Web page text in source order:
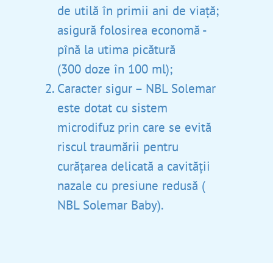
de utilă în primii ani de viață;
asigură folosirea economă -
pînă la utima picătură
(300 doze în 100 ml);
Caracter sigur – NBL Solemar
este dotat cu sistem
microdifuz prin care se evită
riscul traumării pentru
curățarea delicată a cavității
nazale cu presiune redusă (
NBL Solemar Baby).
Chondroitin MSM
NBL Solemar Baby